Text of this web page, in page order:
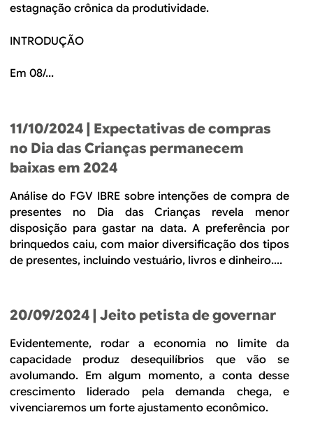
estagnação crônica da produtividade.
INTRODUÇÃO
Em 08/...
11/10/2024 | Expectativas de compras
no Dia das Crianças permanecem
baixas em 2024
Análise do FGV IBRE sobre intenções de compra de
presentes no Dia das Crianças revela menor
disposição para gastar na data. A preferência por
brinquedos caiu, com maior diversificação dos tipos
de presentes, incluindo vestuário, livros e dinheiro....
20/09/2024 | Jeito petista de governar
Evidentemente, rodar a economia no limite da
capacidade produz desequilíbrios que vão se
avolumando. Em algum momento, a conta desse
crescimento liderado pela demanda chega, e
vivenciaremos um forte ajustamento econômico.